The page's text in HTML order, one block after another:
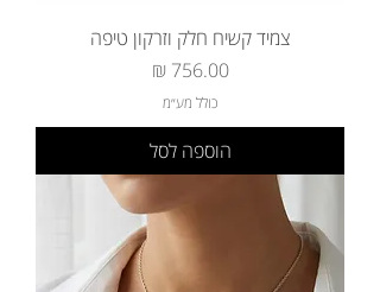
צמיד קשיח חלק וזרקון טיפה
מחיר‏756.00 ‏₪
כולל מע״מ
הוספה לסל